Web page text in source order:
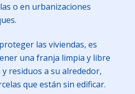
o en urbanizaciones
las viviendas, es
una franja limpia y libre
residuos a su alrededor,
que están sin edificar.